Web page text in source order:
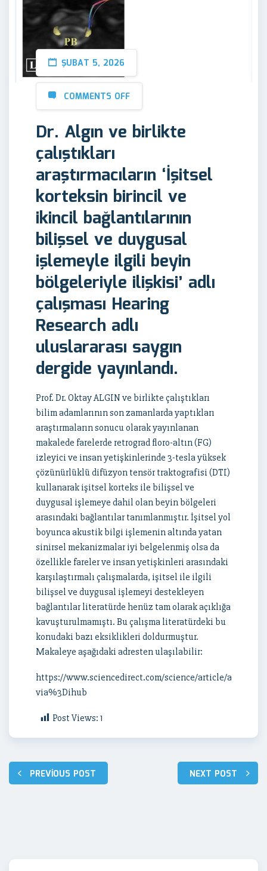
ŞUBAT 5, 2026
COMMENTS OFF
Dr. Algın ve birlikte
çalıştıkları
araştırmacıların ‘İşitsel
korteksin birincil ve
ikincil bağlantılarının
bilişsel ve duygusal
işlemeyle ilgili beyin
bölgeleriyle ilişkisi’ adlı
çalışması Hearing
Research adlı
uluslararası saygın
dergide yayınlandı.
Prof. Dr. Oktay ALGIN ve birlikte çalıştıkları
bilim adamlarının son zamanlarda yaptıkları
araştırmaların sonucu olarak yayınlanan
makalede farelerde retrograd floro-altın (FG)
izleyici ve insan yetişkinlerinde 3-tesla yüksek
çözünürlüklü difüzyon tensör traktografisi (DTI)
kullanarak işitsel korteks ile bilişsel ve
duygusal işlemeye dahil olan beyin bölgeleri
arasındaki bağlantılar tanımlanmıştır. İşitsel yol
boyunca akustik bilgi işlemenin altında yatan
sinirsel mekanizmalar iyi belgelenmiş olsa da
özellikle fareler ve insan yetişkinleri arasındaki
karşılaştırmalı çalışmalarda, işitsel ile ilgili
bilişsel ve duygusal işlemeyi destekleyen
bağlantılar literatürde henüz tam olarak açıklığa
kavuşturulmamıştı. Bu çalışma literatürdeki bu
konudaki bazı eksiklikleri doldurmuştur.
Makaleye aşağıdaki adresten ulaşılabilir:
https://www.sciencedirect.com/science/article/abs/pii/
via%3Dihub
Post Views: 1
Yazı
dolaşımı
PREVIOUS POST NEXT POST